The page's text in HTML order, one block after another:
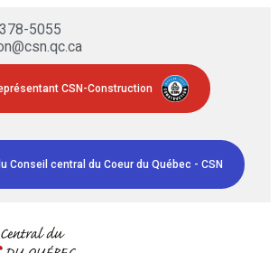
5055
CSN-Construction
Conseil central du Coeur du Québec - CSN